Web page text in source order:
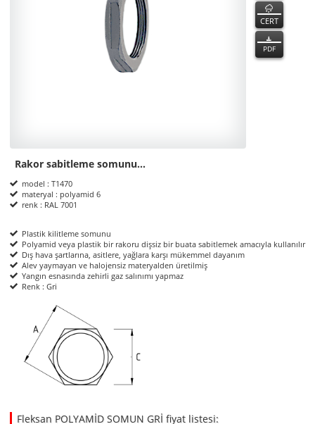
CERT
PDF
Product Informations
Rakor sabitleme somunu…
model : T1470
materyal : polyamid 6
renk : RAL 7001
Plastik kilitleme somunu
Polyamid veya plastik bir rakoru dişsiz bir buata sabitlemek amacıyla kullanılır
Dış hava şartlarına, asitlere, yağlara karşı mükemmel dayanım
Alev yaymayan ve halojensiz materyalden üretilmiş
Yangın esnasında zehirli gaz salınımı yapmaz
Renk : Gri
ölçüler
Fleksan POLYAMİD SOMUN GRİ fiyat listesi: